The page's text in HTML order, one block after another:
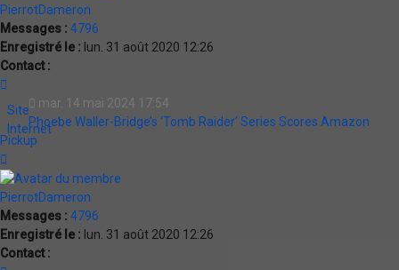
PierrotDameron
Messages : 4796
Enregistré le : lun. 31 août 2020 12:26
Contact :
PierrotDameron
Site
Internet
mar. 14 mai 2024 17:54
Phoebe Waller-Bridge’s ‘Tomb Raider’ Series Scores Amazon
Pickup
PierrotDameron
Messages : 4796
Enregistré le : lun. 31 août 2020 12:26
Contact :